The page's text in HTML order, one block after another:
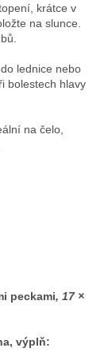
krátce v
na slunce.
lednice nebo
bolestech hlavy
na čelo,
peckami, 17 ×
výplň: